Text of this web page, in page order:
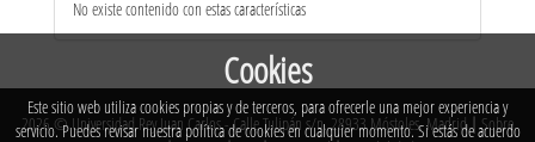
No existe contenido con estas características
2026 © Universidad Rey Juan Carlos - Calle Tulipán s/n. 28933 Móstoles. Madrid| Sobre
Cookies
Este sitio web utiliza cookies propias y de terceros, para ofrecerle una mejor experiencia y
servicio. Puedes revisar nuestra política de cookies en cualquier momento. Si estás de acuerdo